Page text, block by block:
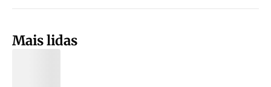
Mais lidas